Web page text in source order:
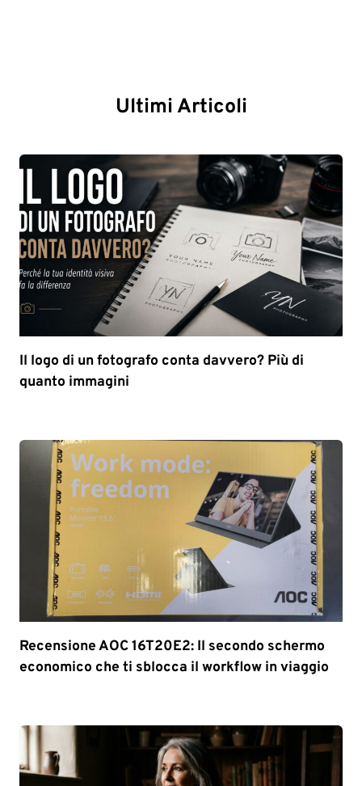
Ultimi Articoli
Il logo di un fotografo conta davvero? Più di
quanto immagini
Recensione AOC 16T20E2: Il secondo schermo
economico che ti sblocca il workflow in viaggio